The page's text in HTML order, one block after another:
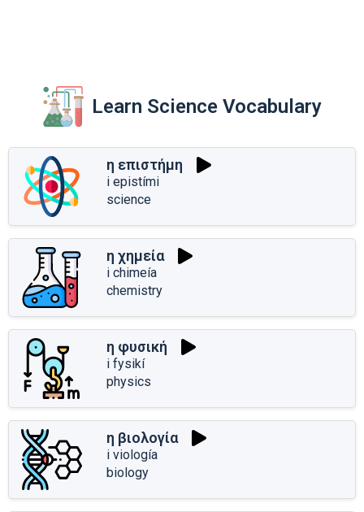
Learn Science Vocabulary
η επιστήμη
i epistími
science
η χημεία
i chimeía
chemistry
η φυσική
i fysikí
physics
η βιολογία
i viología
biology